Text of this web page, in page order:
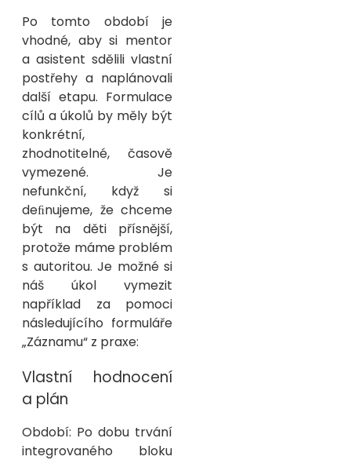
Po tomto období je
vhodné, aby si mentor
a asistent sdělili vlastní
postřehy a naplánovali
další etapu. Formulace
cílů a úkolů by měly být
konkrétní,
zhodnotitelné, časově
vymezené. Je
nefunkční, když si
deﬁnujeme, že chceme
být na děti přísnější,
protože máme problém
s autoritou. Je možné si
náš úkol vymezit
například za pomoci
následujícího formuláře
„Záznamu“ z praxe:
Vlastní hodnocení
a plán
Období: Po dobu trvání
integrovaného bloku